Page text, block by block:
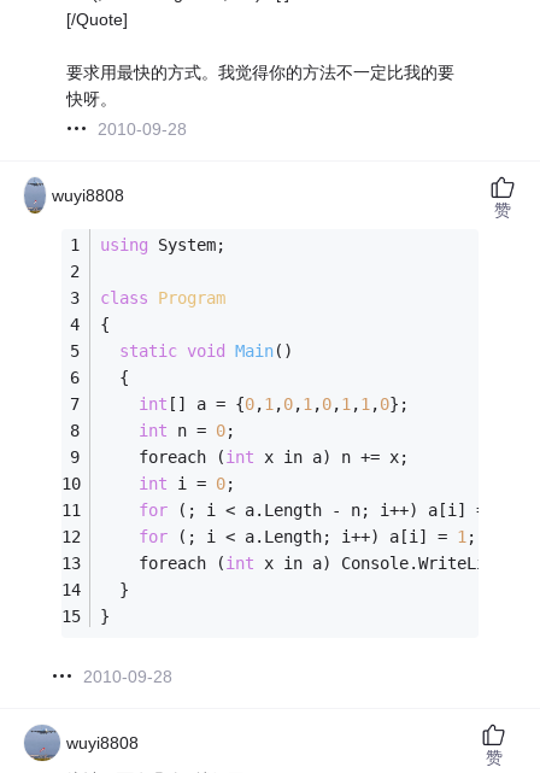
[/Quote]
要求用最快的方式。我觉得你的方法不一定比我的要
快呀。
2010-09-28
wuyi8808
using System;
class
Program
{
static void Main()
  {
int [] a = {0,1 ,0,1 ,0,1 ,1 ,0};
int n = 0;
    foreach (
int x in a) n += x;
int i = 0;
for (; i < a.Length - n; i++) a[i] =
for (; i < a.Length; i++) a[i] = 1 ;
    foreach (
int x in a)
  }
}
2010-09-28
赞
wuyi8808
赞